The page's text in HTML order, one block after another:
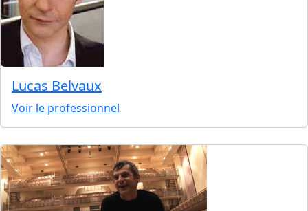
Lucas Belvaux
Voir le professionnel